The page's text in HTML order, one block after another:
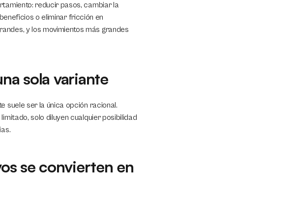
reducir pasos, cambiar la
o eliminar fricción en
y los movimientos más grandes
sola variante
suele ser la única opción racional.
solo diluyen cualquier posibilidad
se convierten en